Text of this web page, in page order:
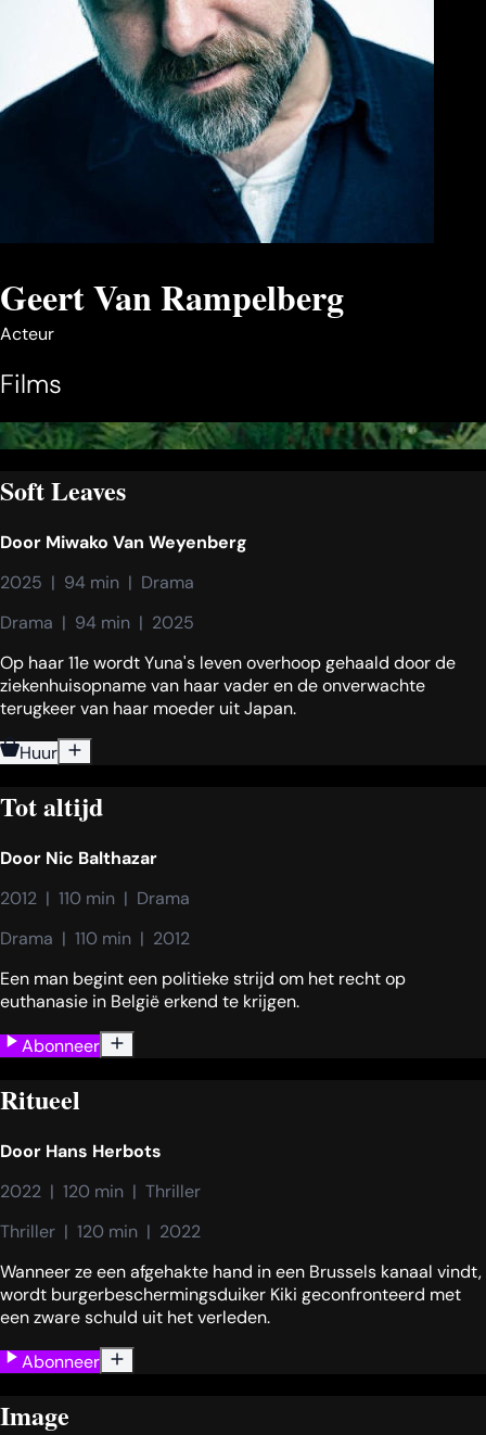
Geert Van Rampelberg
Acteur
Films
Soft Leaves
Door Miwako Van Weyenberg
2025  |  94 min  |  Drama
Drama  |  94 min  |  2025
Op haar 11e wordt Yuna's leven overhoop gehaald door de
ziekenhuisopname van haar vader en de onverwachte
terugkeer van haar moeder uit Japan.
Huur
Tot altijd
Door Nic Balthazar
2012  |  110 min  |  Drama
Drama  |  110 min  |  2012
Een man begint een politieke strijd om het recht op
euthanasie in België erkend te krijgen.
Abonneer
Ritueel
Door Hans Herbots
2022  |  120 min  |  Thriller
Thriller  |  120 min  |  2022
Wanneer ze een afgehakte hand in een Brussels kanaal vindt,
wordt burgerbeschermingsduiker Kiki geconfronteerd met
een zware schuld uit het verleden.
Abonneer
Image